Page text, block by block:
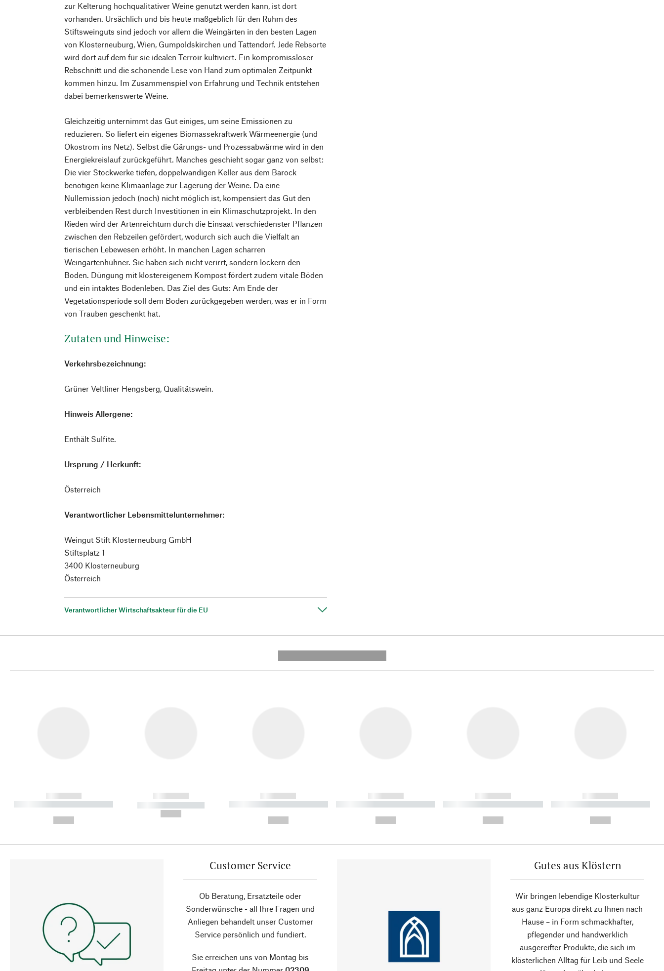
zur Kelterung hochqualitativer Weine genutzt werden kann, ist dort
vorhanden. Ursächlich und bis heute maßgeblich für den Ruhm des
Stiftsweinguts sind jedoch vor allem die Weingärten in den besten Lagen
von Klosterneuburg, Wien, Gumpoldskirchen und Tattendorf. Jede Rebsorte
wird dort auf dem für sie idealen Terroir kultiviert. Ein kompromissloser
Rebschnitt und die schonende Lese von Hand zum optimalen Zeitpunkt
kommen hinzu. Im Zusammenspiel von Erfahrung und Technik entstehen
dabei bemerkenswerte Weine.
Gleichzeitig unternimmt das Gut einiges, um seine Emissionen zu
reduzieren. So liefert ein eigenes Biomassekraftwerk Wärmeenergie (und
Ökostrom ins Netz). Selbst die Gärungs- und Prozessabwärme wird in den
Energiekreislauf zurückgeführt. Manches geschieht sogar ganz von selbst:
Die vier Stockwerke tiefen, doppelwandigen Keller aus dem Barock
benötigen keine Klimaanlage zur Lagerung der Weine. Da eine
Nullemission jedoch (noch) nicht möglich ist, kompensiert das Gut den
verbleibenden Rest durch Investitionen in ein Klimaschutzprojekt. In den
Rieden wird der Artenreichtum durch die Einsaat verschiedenster Pflanzen
zwischen den Rebzeilen gefördert, wodurch sich auch die Vielfalt an
tierischen Lebewesen erhöht. In manchen Lagen scharren
Weingartenhühner. Sie haben sich nicht verirrt, sondern lockern den
Boden. Düngung mit klostereigenem Kompost fördert zudem vitale Böden
und ein intaktes Bodenleben. Das Ziel des Guts: Am Ende der
Vegetationsperiode soll dem Boden zurückgegeben werden, was er in Form
von Trauben geschenkt hat.
Zutaten und Hinweise:
Verkehrsbezeichnung:
Grüner Veltliner Hengsberg, Qualitätswein.
Hinweis Allergene:
Enthält Sulfite.
Ursprung / Herkunft:
Österreich
Verantwortlicher Lebensmittelunternehmer:
Weingut Stift Klosterneuburg GmbH
Stiftsplatz 1
3400 Klosterneuburg
Österreich
Verantwortlicher Wirtschaftsakteur für die EU
------------
----------- ----------- ----------
------------
----------- -----------
------------
----------- ----------- ----------
------------
----------- ----------- ----------
------------
----------- ----------- ----------
------------
----------- ----------- ----------
Customer Service
Ob Beratung, Ersatzteile oder
Sonderwünsche - all Ihre Fragen und
Anliegen behandelt unser Customer
Service persönlich und fundiert.
Sie erreichen uns von Montag bis
Gutes aus Klöstern
Wir bringen lebendige Klosterkultur
aus ganz Europa direkt zu Ihnen nach
Hause – in Form schmackhafter,
pflegender und handwerklich
ausgereifter Produkte, die sich im
klösterlichen Alltag für Leib und Seele